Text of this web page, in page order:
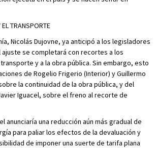
EL TRANSPORTE
Nicolás Dujovne, ya anticipó a los legisladores
ajuste se completará con recortes a los
y a la obra pública. Sin embargo, esto
de Rogelio Frigerio (Interior) y Guillermo
la continuidad de la obra pública, y del
Iguacel, sobre el freno al recorte de
anunciaría una reducción aún más gradual de
para paliar los efectos de la devaluación y
de imponer una suerte de tarifa plana